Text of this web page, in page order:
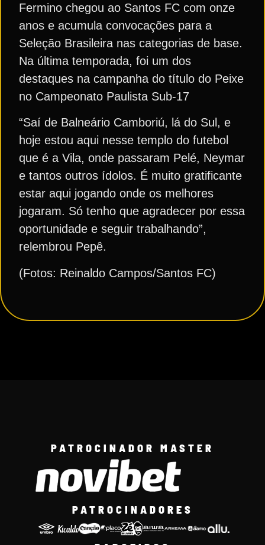
Fermino chegou ao Santos FC com onze
anos e acumula convocações para a
Seleção Brasileira nas categorias de base.
Na última temporada, foi um dos
destaques na campanha do título do Peixe
no Campeonato Paulista Sub-17
“Saí de Balneário Camboriú, lá do Sul, e
hoje estou aqui nesse templo do futebol
que é a Vila, onde passaram Pelé, Neymar
e tantos outros ídolos. É muito gratificante
estar aqui jogando onde os melhores
jogaram. Só tenho que agradecer por essa
oportunidade e seguir trabalhando”,
relembrou Pepê.
(Fotos: Reinaldo Campos/Santos FC)
PATROCINADOR MASTER
PATROCINADORES